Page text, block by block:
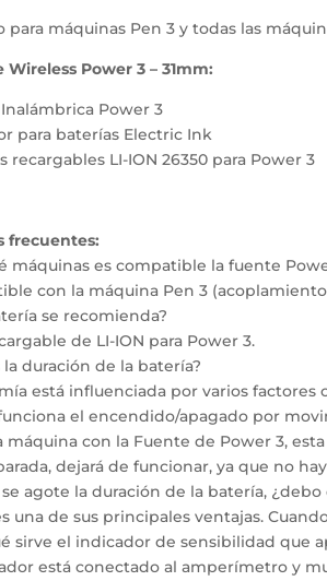
para máquinas Pen 3 y todas las
Wireless Power 3 – 31mm:
Power 3
para baterías Electric Ink
recargables LI-ION 26350 para Power 3
frecuentes:
máquinas es compatible la fuente
con la máquina Pen 3
se recomienda?
de LI-ION para Power 3.
la duración de la batería?
está influenciada por varios
el encendido/apagado por
máquina con la Fuente de Power 3,
dejará de funcionar, ya que no
se agote la duración de la batería,
una de sus principales ventajas.
sirve el indicador de sensibilidad que
está conectado al amperímetro y